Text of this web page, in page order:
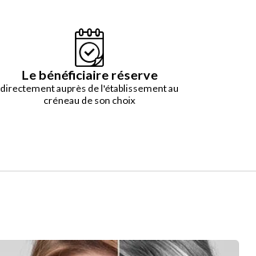
Le bénéficiaire réserve
directement auprès de l'établissement au
créneau de son choix